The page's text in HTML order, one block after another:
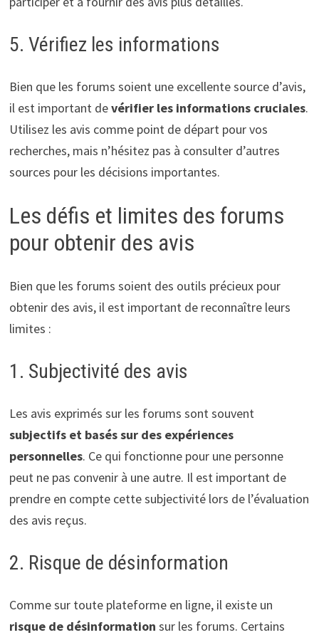
5. Vérifiez les informations
Bien que les forums soient une excellente source d’avis,
il est important devérifier les informations cruciales.
Utilisez les avis comme point de départ pour vos
recherches, mais n’hésitez pas à consulter d’autres
sources pour les décisions importantes.
Les défis et limites des forums
pour obtenir des avis
Bien que les forums soient des outils précieux pour
obtenir des avis, il est important de reconnaître leurs
limites :
1. Subjectivité des avis
Les avis exprimés sur les forums sont souvent
subjectifs et basés sur des expériences
personnelles. Ce qui fonctionne pour une personne
peut ne pas convenir à une autre. Il est important de
prendre en compte cette subjectivité lors de l’évaluation
des avis reçus.
2. Risque de désinformation
Comme sur toute plateforme en ligne, il existe un
risque de désinformation sur les forums. Certains